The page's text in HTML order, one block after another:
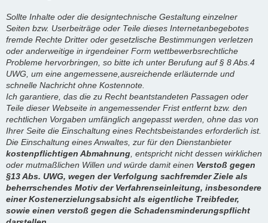
Sollte Inhalte oder die designtechnische Gestaltung einzelner
Seiten bzw. Userbeiträge oder Teile dieses Internetanbegebotes
fremde Rechte Dritter oder gesetzlische Bestimmungen verletzen
oder anderweitige in irgendeiner Form wettbewerbsrechtliche
Probleme hervorbringen, so bitte ich unter Berufung auf § 8 Abs.4
UWG, um eine angemessene,ausreichende erläuternde und
schnelle Nachricht ohne Kostennote.
Ich garantiere, das die zu Recht beantstandeten Passagen oder
Teile dieser Webseite in angemessender Frist entfernt bzw. den
rechtlichen Vorgaben umfänglich angepasst werden, ohne das von
Ihrer Seite die Einschaltung eines Rechtsbeistandes erforderlich ist.
Die Einschaltung eines Anwaltes, zur für den Dienstanbieter
kostenpflichtigen Abmahnung , entspricht nicht dessen wirklichen
oder mutmaßlichen Willen und würde damit einen Verstoß gegen
§13 Abs. UWG, wegen der Verfolgung sachfremder Ziele als
beherrschendes Motiv der Verfahrenseinleitung, insbesondere
einer Kostenerzielungsabsicht als eigentliche Treibfeder,
sowie einen verstoß gegen die Schadensminderungspflicht